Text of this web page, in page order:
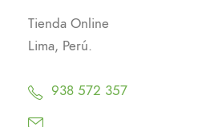
Tienda Online
Lima, Perú.
938 572 357